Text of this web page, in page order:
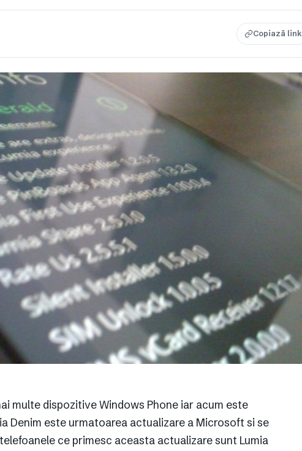
Copiază link
multe dispozitive Windows Phone iar acum este
Denim este urmatoarea actualizare a Microsoft si se
ce primesc aceasta actualizare sunt Lumia